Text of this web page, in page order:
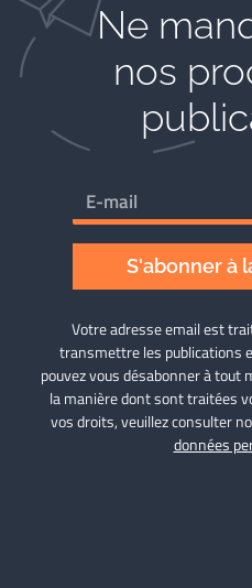
Ne
nos
S'abonner à
Votre adresse email est
transmettre les publications
pouvez vous désabonner à tout
la manière dont sont traitées
vos droits, veuillez consulter
données